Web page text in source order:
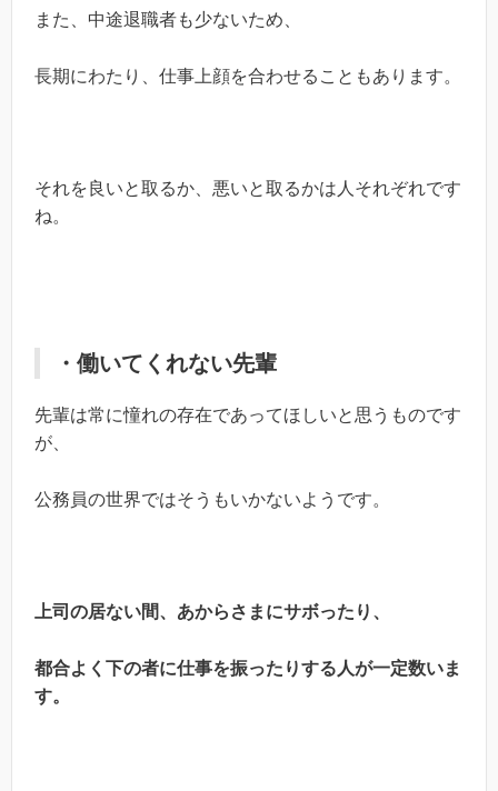
また、中途退職者も少ないため、
長期にわたり、仕事上顔を合わせることもあります。
それを良いと取るか、悪いと取るかは人それぞれです
ね。
・働いてくれない先輩
先輩は常に憧れの存在であってほしいと思うものです
が、
公務員の世界ではそうもいかないようです。
上司の居ない間、あからさまにサボったり、
都合よく下の者に仕事を振ったりする人が一定数いま
す。